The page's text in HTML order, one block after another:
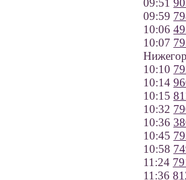
09:51
09:59
10:06
10:07
10:10
10:14
10:15
10:32
10:36
10:45
10:58
11:24
11:36